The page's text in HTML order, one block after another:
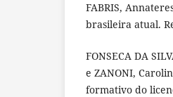
FABRIS,
brasileira atual.
FONSECA DA
e ZANONI,
formativo do